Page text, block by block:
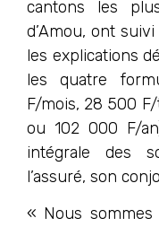
cantons les
d’Amou, ont
les explications
les quatre
F/mois, 28 500
ou 102 000 F/
intégrale des
l’assuré, son
« Nous